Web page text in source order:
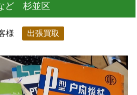
ど 杉並区
様 出張買取